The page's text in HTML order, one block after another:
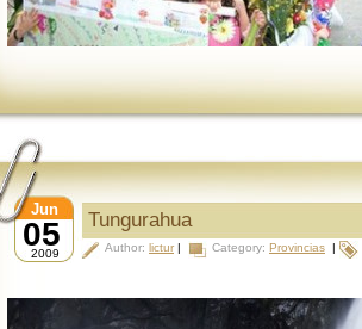
05
Jun
2009
Tungurahua
Author: lictur | Category: Provincias |